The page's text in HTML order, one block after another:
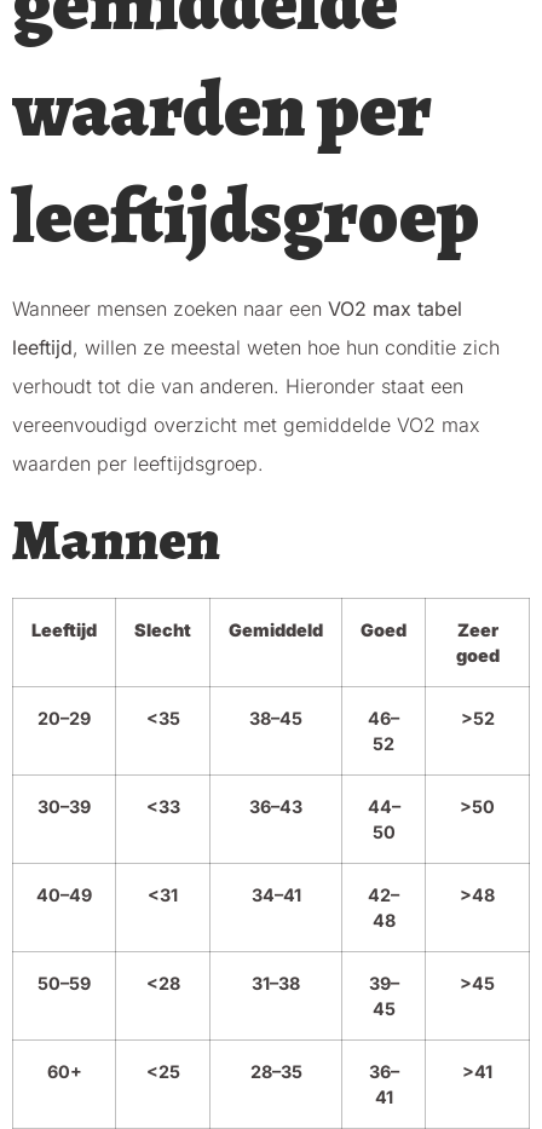
waarden per
leeftijdsgroep
Wanneer mensen zoeken naar een VO2 max tabel
leeftijd, willen ze meestal weten hoe hun conditie zich
verhoudt tot die van anderen. Hieronder staat een
vereenvoudigd overzicht met gemiddelde VO2 max
waarden per leeftijdsgroep.
Mannen
Leeftijd Slecht Gemiddeld Goed
Zeer
goed
20–29 <35 38–45
46–
52
>52
30–39 <33 36–43
44–
50
>50
40–49 <31 34–41
42–
48
>48
50–59 <28 31–38
39–
45
>45
60+ <25 28–35
36–
41
>41